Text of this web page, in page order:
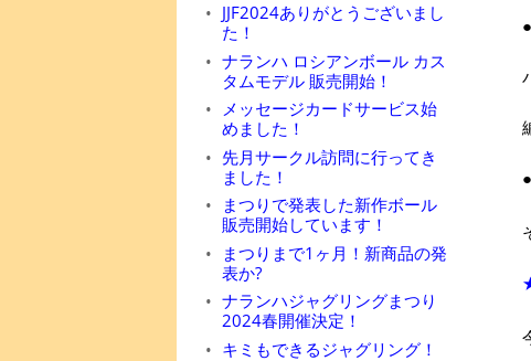
JJF2024ありがとうございまし
た！
ナランハ ロシアンボール カス
タムモデル 販売開始！
メッセージカードサービス始
めました！
先月サークル訪問に行ってき
ました！
まつりで発表した新作ボール
販売開始しています！
まつりまで1ヶ月！新商品の発
表か?
ナランハジャグリングまつり
2024春開催決定！
キミもできるジャグリング！